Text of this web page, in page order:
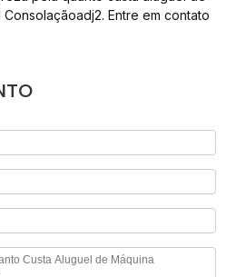
Entre em contato